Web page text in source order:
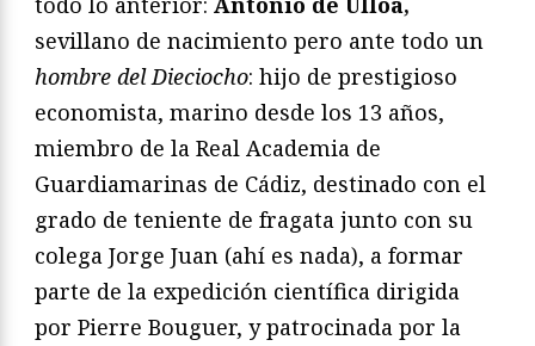
sevillano de nacimiento pero ante todo un
hombre del Dieciocho: hijo de prestigioso
economista, marino desde los 13 años,
miembro de la Real Academia de
Guardiamarinas de Cádiz, destinado con el
grado de teniente de fragata junto con su
colega Jorge Juan (ahí es nada), a formar
parte de la expedición científica dirigida
por Pierre Bouguer, y patrocinada por la